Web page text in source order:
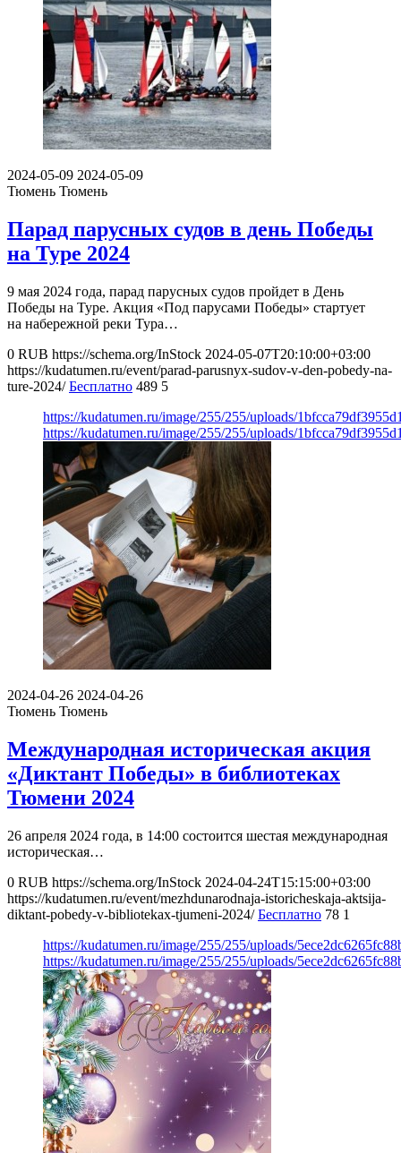
2024-05-09 2024-05-09
Тюмень Тюмень
Парад парусных судов в день Победы
на Туре 2024
9 мая 2024 года, парад парусных судов пройдет в День
Победы на Туре. Акция «Под парусами Победы» стартует
на набережной реки Тура…
0 RUB https://schema.org/InStock 2024-05-07T20:10:00+03:00
https://kudatumen.ru/event/parad-parusnyx-sudov-v-den-pobedy-na-
ture-2024/ Бесплатно 489 5
https://kudatumen.ru/image/255/255/uploads/
https://kudatumen.ru/image/255/255/uploads/
2024-04-26 2024-04-26
Тюмень Тюмень
Международная историческая акция
«Диктант Победы» в библиотеках
Тюмени 2024
26 апреля 2024 года, в 14:00 состоится шестая международная
историческая…
0 RUB https://schema.org/InStock 2024-04-24T15:15:00+03:00
https://kudatumen.ru/event/mezhdunarodnaja-istoricheskaja-aktsija-
diktant-pobedy-v-bibliotekax-tjumeni-2024/ Бесплатно 78 1
https://kudatumen.ru/image/255/255/uploads/
https://kudatumen.ru/image/255/255/uploads/